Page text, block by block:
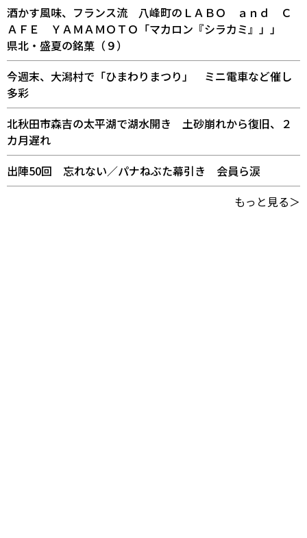
酒かす風味、フランス流 八峰町のＬＡＢＯ ａｎｄ Ｃ
ＡＦＥ ＹＡＭＡＭＯＴＯ「マカロン『シラカミ』」」
県北・盛夏の銘菓（９）
今週末、大潟村で「ひまわりまつり」 ミニ電車など催し
多彩
北秋田市森吉の太平湖で湖水開き 土砂崩れから復旧、２
カ月遅れ
出陣50回 忘れない／パナねぶた幕引き 会員ら涙
もっと見る＞